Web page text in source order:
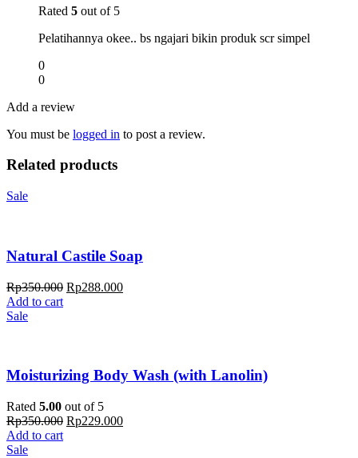
Rated 5 out of 5
Pelatihannya okee.. bs ngajari bikin produk scr simpel
0
0
Add a review
You must be logged in to post a review.
Related products
Sale
Natural Castile Soap
Rp350.000 Rp288.000
Add to cart
Sale
Moisturizing Body Wash (with Lanolin)
Rated 5.00 out of 5
Rp350.000 Rp229.000
Add to cart
Sale